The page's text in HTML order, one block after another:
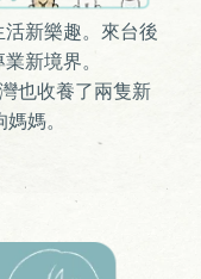
新樂趣。來台後
新境界。
灣也收養了兩隻新
媽媽。